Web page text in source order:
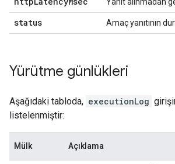
status Amaç yanıtının
Yürütme günlükleri
Aşağıdaki tabloda, executionLog
listelenmiştir:
Mülk Açıklama